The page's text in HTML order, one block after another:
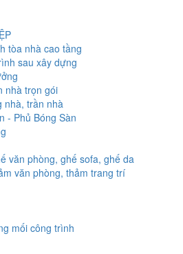
tòa nhà cao tầng
sau xây dựng
nhà trọn gói
nhà, trần nhà
- Phủ Bóng Sàn
văn phòng, ghế sofa, ghế da
văn phòng, thảm trang trí
mối công trình